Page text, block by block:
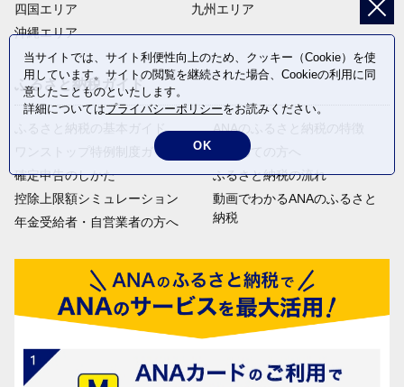
四国エリア
沖縄エリア
九州エリア
ふるさと納税ガイド
ふるさと納税の基本ガイド
ワンストップ特例制度ガイド
確定申告のしかた
控除上限額シミュレーション
年金受給者・自営業者の方へ
ANAのふるさと納税の特徴
はじめての方へ
ふるさと納税の流れ
動画でわかるANAのふるさと
納税
当サイトでは、サイト利便性向上のため、クッキー（Cookie）を使
用しています。サイトの閲覧を継続された場合、Cookieの利用に同
意したことものといたします。
詳細についてはプライバシーポリシーをお読みください。
OK